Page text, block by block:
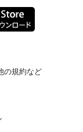
の規約など